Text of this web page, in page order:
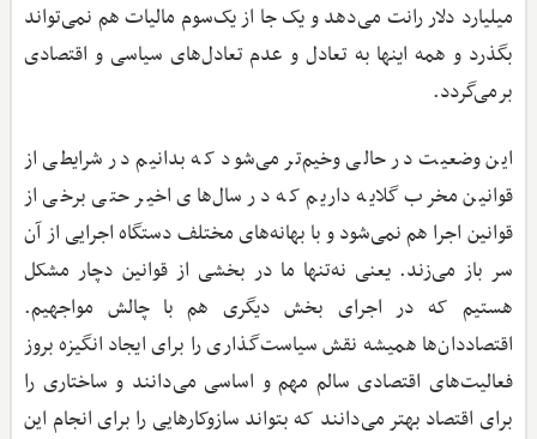
میلیارد دلار رانت می‌دهد و یک جا از یک‌سوم مالیات هم نمی‌تواند
بگذرد و همه اینها به تعادل و عدم تعادل‌های سیاسی و اقتصادی
برمی‌گردد.
این وضعیت در حالی وخیم‌تر می‌شود که بدانیم در شرایطی از
قوانین مخرب گلایه داریم که در سال‌های اخیر حتی برخی از
قوانین اجرا هم نمی‌شود و با بهانه‌های مختلف دستگاه اجرایی از آن
سر باز می‌زند. یعنی نه‌تنها ما در بخشی از قوانین دچار مشکل
هستیم که در اجرای بخش دیگری هم با چالش مواجهیم.
اقتصاددان‌ها همیشه نقش سیاست‌گذاری را برای ایجاد انگیزه بروز
فعالیت‌های اقتصادی سالم مهم و اساسی می‌دانند و ساختاری را
برای اقتصاد بهتر می‌دانند که بتواند سازوکارهایی را برای انجام این